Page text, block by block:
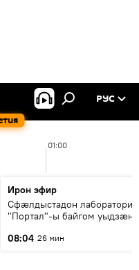
РУС
01:00
Ирон эфир
Сфæлдыстадон лаборатори
"Портал"-ы байгом уыдзæн
Æхсары куыстыты равдыст
08:04 26 мин